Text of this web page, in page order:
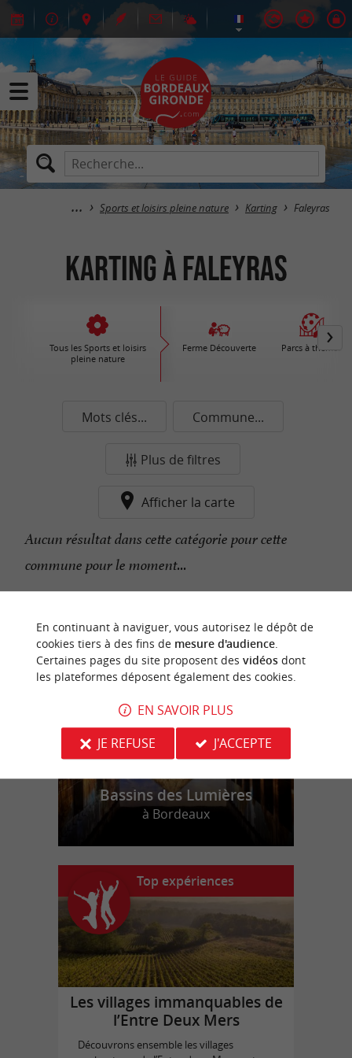
Sports et loisirs pleine nature Karting Faleyras
Karting à Faleyras
Tous les Sports et loisirs
pleine nature
Ferme Découverte Parcs à thèmes
Mots clés... Commune...
Plus de filtres
Afficher la carte
Aucun résultat dans cette catégorie pour cette
commune pour le moment...
n
o
t
r
e
c
o
u
p
d
e
c
o
e
u
r
Bassins des Lumières
à Bordeaux
Top expériences
Les villages immanquables de
l’Entre Deux Mers
Découvrons ensemble les villages
En continuant à naviguer, vous autorisez le dépôt de
cookies tiers à des fins de mesure d'audience.
Certaines pages du site proposent des vidéosdont
les plateformes déposent également des cookies.
EN SAVOIR PLUS
JE REFUSE
J'ACCEPTE